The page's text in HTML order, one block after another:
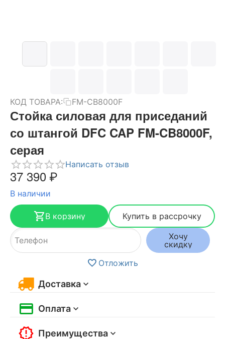
КОД ТОВАРА: FM-CB8000F
Стойка силовая для приседаний
со штангой DFC CAP FM-CB8000F,
серая
Написать отзыв
37 390₽
В наличии
В корзину
Купить в рассрочку
Хочу
скидку
Отложить
Доставка
Оплата
Преимущества